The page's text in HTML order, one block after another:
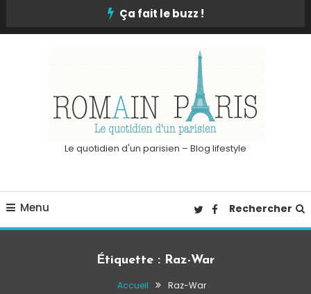
Ça fait le buzz !
Le quotidien d'un parisien – Blog lifestyle
Menu Rechercher
Étiquette : Raz-War
Accueil Raz-War